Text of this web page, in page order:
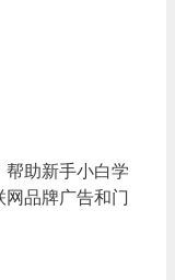
帮助新手小白学
品牌广告和门